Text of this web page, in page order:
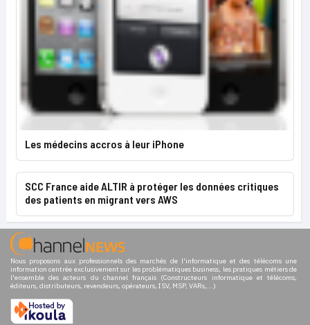
Les médecins accros à leur iPhone
SCC France aide ALTIR à protéger les données critiques
des patients en migrant vers AWS
Nous proposons aux professionnels des marchés de l'informatique et des télécoms une
information centrée exclusivement sur les problématiques business, les pratiques métiers de
l'ensemble des acteurs du channel français (Constructeurs informatique et télécoms,
éditeurs, distributeurs, revendeurs, opérateurs, ISV, MSP, VARs,...)